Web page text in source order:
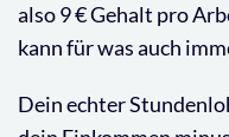
also 9 € Gehalt pro
kann für was auch
Dein echter